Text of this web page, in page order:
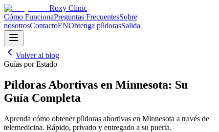
Roxy Clinic
Cómo FuncionaPreguntas FrecuentesSobre
nosotrosContactoENObtenga píldorasSalida
Volver al blog
Guías por Estado
Píldoras Abortivas en Minnesota: Su
Guía Completa
Aprenda cómo obtener píldoras abortivas en Minnesota a través de
telemedicina. Rápido, privado y entregado a su puerta.